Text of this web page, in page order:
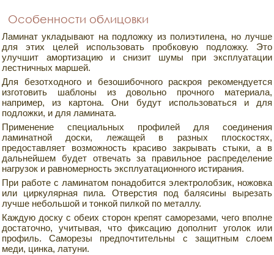
Особенности облицовки
Ламинат укладывают на подложку из полиэтилена, но лучше
для этих целей использовать пробковую подложку. Это
улучшит амортизацию и снизит шумы при эксплуатации
лестничных маршей.
Для безотходного и безошибочного раскроя рекомендуется
изготовить шаблоны из довольно прочного материала,
например, из картона. Они будут использоваться и для
подложки, и для ламината.
Применение специальных профилей для соединения
ламинатной доски, лежащей в разных плоскостях,
предоставляет возможность красиво закрывать стыки, а в
дальнейшем будет отвечать за правильное распределение
нагрузок и равномерность эксплуатационного истирания.
При работе с ламинатом понадобится электролобзик, ножовка
или циркулярная пила. Отверстия под балясины вырезать
лучше небольшой и тонкой пилкой по металлу.
Каждую доску с обеих сторон крепят саморезами, чего вполне
достаточно, учитывая, что фиксацию дополнит уголок или
профиль. Саморезы предпочтительны с защитным слоем
меди, цинка, латуни.